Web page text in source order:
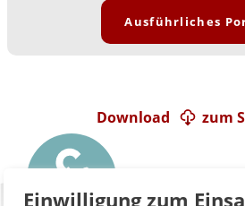
Ausführliches
zum
Download
Einwilligung zum